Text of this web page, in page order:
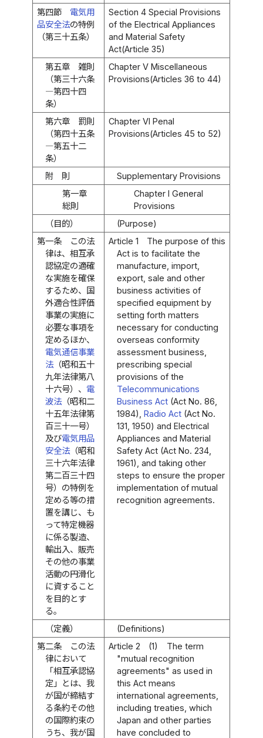
第四節 電気用
品安全法の特例
（第三十五条）
Section 4 Special Provisions
of the Electrical Appliances
and Material Safety
Act(Article 35)
第五章 雑則
（第三十六条
―第四十四
条）
Chapter V Miscellaneous
Provisions(Articles 36 to 44)
第六章 罰則
（第四十五条
―第五十二
条）
Chapter VI Penal
Provisions(Articles 45 to 52)
附 則
Supplementary Provisions
第一章
総則
Chapter I General
Provisions
（目的）
(Purpose)
第一条
この法
律は、相互承
認協定の適確
な実施を確保
するため、国
外適合性評価
事業の実施に
必要な事項を
定めるほか、
電気通信事業
法（昭和五十
九年法律第八
十六号）、 電
波法（昭和二
十五年法律第
百三十一号）
及び電気用品
安全法（昭和
三十六年法律
第二百三十四
号）の特例を
定める等の措
置を講じ、も
って特定機器
に係る製造、
輸出入、販売
その他の事業
活動の円滑化
に資すること
を目的とす
る。
Article 1
The purpose of this
Act is to facilitate the
manufacture, import,
export, sale and other
business activities of
specified equipment by
setting forth matters
necessary for conducting
overseas conformity
assessment business,
prescribing special
provisions of the
Telecommunications
Business Act (Act No. 86,
1984),Radio Act (Act No.
131, 1950) and Electrical
Appliances and Material
Safety Act (Act No. 234,
1961), and taking other
steps to ensure the proper
implementation of mutual
recognition agreements.
（定義）
(Definitions)
第二条
この法
律において
「相互承認協
定」とは、我
が国が締結す
る条約その他
の国際約束の
うち、我が国
Article 2 (1)
The term
"mutual recognition
agreements" as used in
this Act means
international agreements,
including treaties, which
Japan and other parties
have concluded to